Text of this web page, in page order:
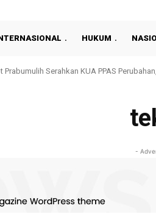
HUKUM
Prabumulih Serahkan KUA PPAS
-